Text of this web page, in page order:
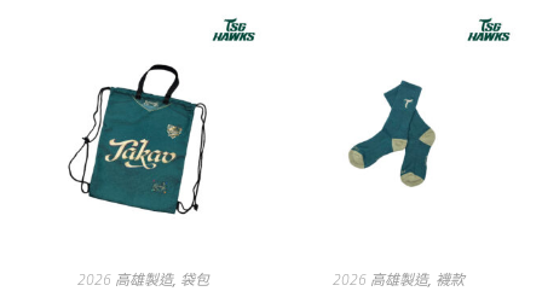
2026 高雄製造, 袋包 2026 高雄製造, 襪款